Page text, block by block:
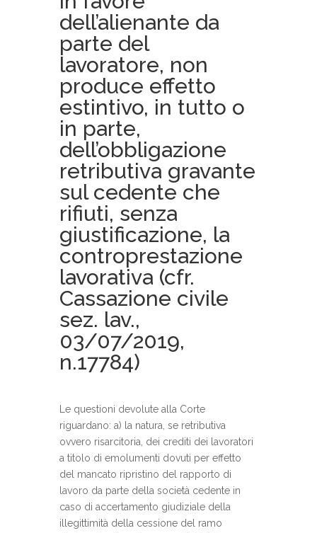
dell’alienante da
parte del
lavoratore, non
produce effetto
estintivo, in tutto o
in parte,
dell’obbligazione
retributiva gravante
sul cedente che
rifiuti, senza
giustificazione, la
controprestazione
lavorativa (cfr.
Cassazione civile
sez. lav.,
03/07/2019,
n.17784)
Le questioni devolute alla Corte
riguardano: a) la natura, se retributiva
ovvero risarcitoria, dei crediti dei lavoratori
a titolo di emolumenti dovuti per effetto
del mancato ripristino del rapporto di
lavoro da parte della società cedente in
caso di accertamento giudiziale della
illegittimità della cessione del ramo